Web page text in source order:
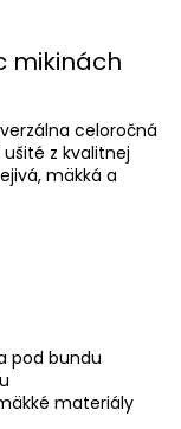
mikinách
celoročná
z kvalitnej
mäkká a
pod bundu
materiály